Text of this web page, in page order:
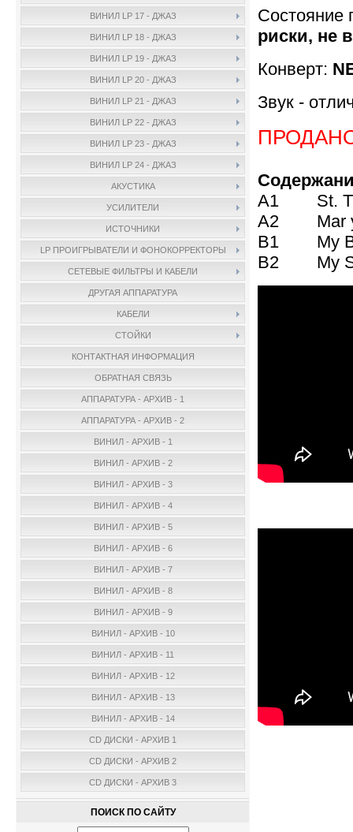
ВИНИЛ LP 17 - ДЖАЗ
ВИНИЛ LP 18 - ДЖАЗ
ВИНИЛ LP 19 - ДЖАЗ
ВИНИЛ LP 20 - ДЖАЗ
ВИНИЛ LP 21 - ДЖАЗ
ВИНИЛ LP 22 - ДЖАЗ
ВИНИЛ LP 23 - ДЖАЗ
ВИНИЛ LP 24 - ДЖАЗ
АКУСТИКА
УСИЛИТЕЛИ
ИСТОЧНИКИ
LP ПРОИГРЫВАТЕЛИ И ФОНОКОРРЕКТОРЫ
СЕТЕВЫЕ ФИЛЬТРЫ И КАБЕЛИ
ДРУГАЯ АППАРАТУРА
КАБЕЛИ
СТОЙКИ
КОНТАКТНАЯ ИНФОРМАЦИЯ
ОБРАТНАЯ СВЯЗЬ
АППАРАТУРА - АРХИВ - 1
АППАРАТУРА - АРХИВ - 2
ВИНИЛ - АРХИВ - 1
ВИНИЛ - АРХИВ - 2
ВИНИЛ - АРХИВ - 3
ВИНИЛ - АРХИВ - 4
ВИНИЛ - АРХИВ - 5
ВИНИЛ - АРХИВ - 6
ВИНИЛ - АРХИВ - 7
ВИНИЛ - АРХИВ - 8
ВИНИЛ - АРХИВ - 9
ВИНИЛ - АРХИВ - 10
ВИНИЛ - АРХИВ - 11
ВИНИЛ - АРХИВ - 12
ВИНИЛ - АРХИВ - 13
ВИНИЛ - АРХИВ - 14
CD ДИСКИ - АРХИВ 1
CD ДИСКИ - АРХИВ 2
CD ДИСКИ - АРХИВ 3
ПОИСК ПО САЙТУ
Состояние
риски, не
Конверт:
Звук -
A1 St.
A2 Mar y
B1 My
B2 My